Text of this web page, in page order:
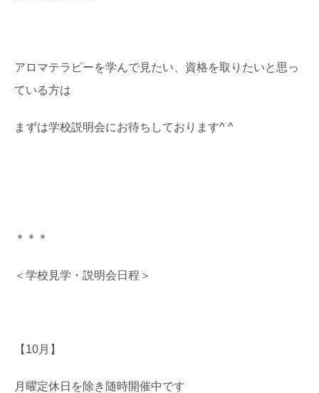
アロマテラピーを学んで見たい、資格を取りたいと思っ
ている方は
まずは学校説明会にお待ちしております^ ^
＊＊＊
＜学校見学・説明会日程＞
【10月】
月曜定休日を除き随時開催中です